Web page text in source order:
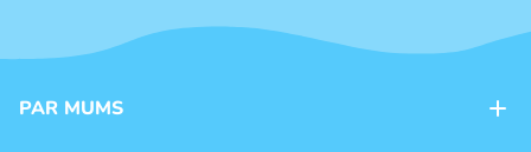
PAR MUMS